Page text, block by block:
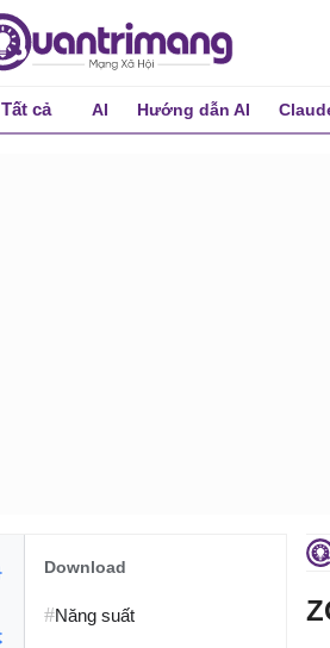
Tất cả AI Hướng dẫn AI
Download
#Năng suất